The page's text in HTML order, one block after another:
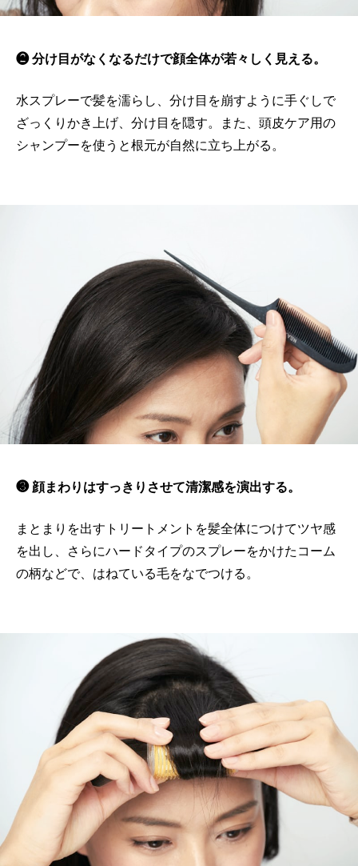
❷ 分け目がなくなるだけで顔全体が若々しく見える。
水スプレーで髪を濡らし、分け目を崩すように手ぐしで
ざっくりかき上げ、分け目を隠す。また、頭皮ケア用の
シャンプーを使うと根元が自然に立ち上がる。
❸ 顔まわりはすっきりさせて清潔感を演出する。
まとまりを出すトリートメントを髪全体につけてツヤ感
を出し、さらにハードタイプのスプレーをかけたコーム
の柄などで、はねている毛をなでつける。